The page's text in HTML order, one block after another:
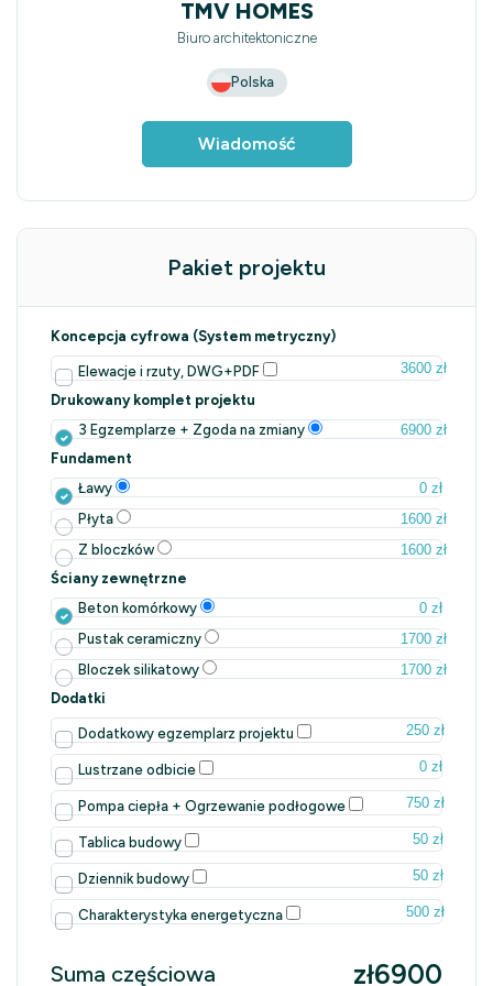
TMV HOMES
Biuro architektoniczne
Polska
Wiadomość
Pakiet projektu
Koncepcja cyfrowa (System metryczny)
Elewacje i rzuty, DWG+PDF
3600 zł
Drukowany komplet projektu
3 Egzemplarze + Zgoda na zmiany
6900 zł
Fundament
Ławy
0 zł
Płyta
1600 zł
Z bloczków
1600 zł
Ściany zewnętrzne
Beton komórkowy
0 zł
Pustak ceramiczny
1700 zł
Bloczek silikatowy
1700 zł
Dodatki
Dodatkowy egzemplarz projektu 250 zł
Lustrzane odbicie 0 zł
Pompa ciepła + Ogrzewanie podłogowe 750 zł
Tablica budowy 50 zł
Dziennik budowy 50 zł
Charakterystyka energetyczna 500 zł
Suma częściowa zł6900